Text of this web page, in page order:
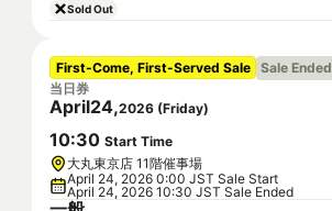
Sold Out
First-Come, First-Served Sale Sale Ended
当日券
April24,2026 (Friday)
10:30 Start Time
大丸東京店 11階催事場
April 24, 2026 0:00 JST Sale Start
April 24, 2026 10:30 JST Sale Ended